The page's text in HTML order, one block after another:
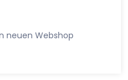
neuen Webshop